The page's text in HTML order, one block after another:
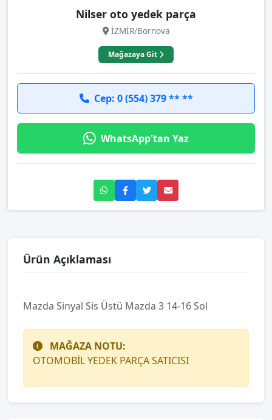
Nilser oto yedek parça
İZMİR/Bornova
Mağazaya Git
Cep: 0 (554) 379 ** **
WhatsApp'tan Yaz
Ürün Açıklaması
Mazda Sinyal Sis Üstü Mazda 3 14-16 Sol
MAĞAZA NOTU:
OTOMOBİL YEDEK PARÇA SATICISI